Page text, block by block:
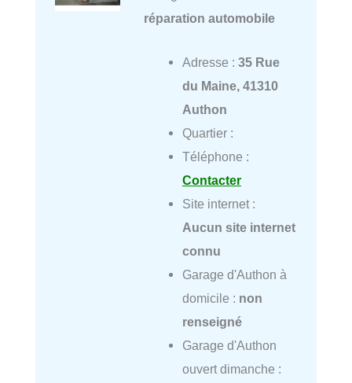
réparation automobile
Adresse : 35 Rue
du Maine, 41310
Authon
Quartier :
Téléphone :
Contacter
Site internet :
Aucun site internet
connu
Garage d'Authon à
domicile : non
renseigné
Garage d'Authon
ouvert dimanche :